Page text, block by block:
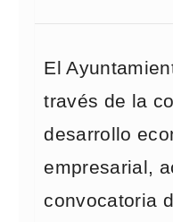
El
través de la
desarrollo
empresarial,
convocatoria